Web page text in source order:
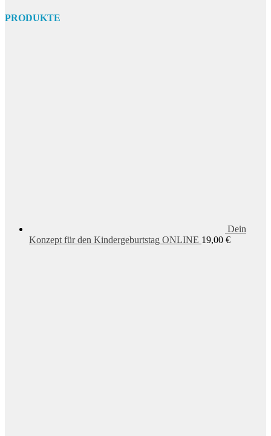
PRODUKTE
Dein
Konzept für den Kindergeburtstag ONLINE 19,00 €